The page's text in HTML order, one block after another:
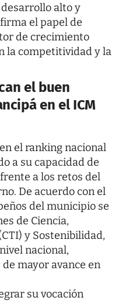
alto y
el papel de
de crecimiento
la competitividad y la
el buen
en el ICM
el ranking nacional
a su capacidad de
a los retos del
De acuerdo con el
del municipio se
de Ciencia,
y Sostenibilidad,
nacional,
mayor avance en
su vocación